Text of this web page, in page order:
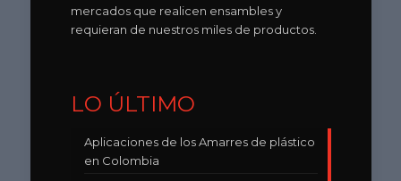
mercados que realicen ensambles y
requieran de nuestros miles de productos.
LO ÚLTIMO
Aplicaciones de los Amarres de plástico
en Colombia